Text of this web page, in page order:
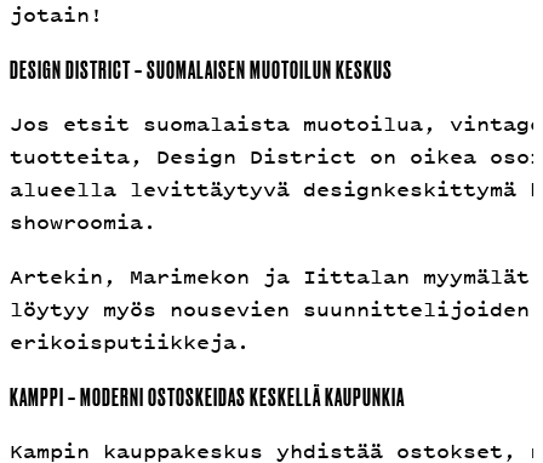
jotain!
DESIGN DISTRICT – SUOMALAISEN MUOTOILUN KESKUS
Jos etsit suomalaista muotoilua,
tuotteita, Design District on oikea
alueella levittäytyvä
showroomia.
Artekin, Marimekon ja Iittalan
löytyy myös nousevien
erikoisputiikkeja.
KAMPPI – MODERNI OSTOSKEIDAS KESKELLÄ KAUPUNKIA
Kampin kauppakeskus yhdistää